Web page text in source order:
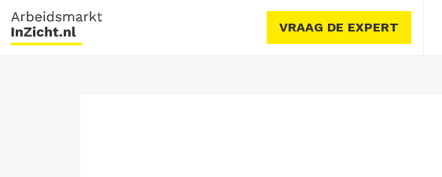
VRAAG DE EXPERT